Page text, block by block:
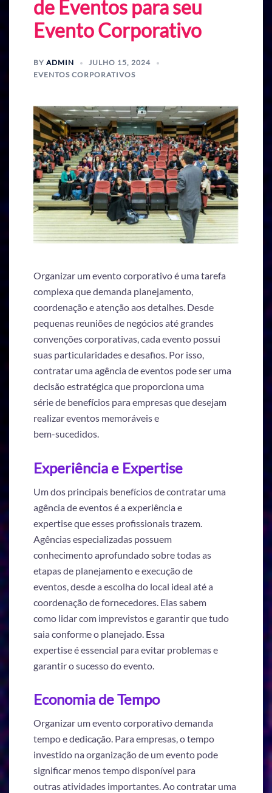
de Eventos para seu
Evento Corporativo
BY ADMIN
JULHO 15, 2024
EVENTOS CORPORATIVOS
Organizar um evento corporativo é uma tarefa
complexa que demanda planejamento,
coordenação e atenção aos detalhes. Desde
pequenas reuniões de negócios até grandes
convenções corporativas, cada evento possui
suas particularidades e desafios. Por isso,
contratar uma agência de eventos pode ser uma
decisão estratégica que proporciona uma
série de benefícios para empresas que desejam
realizar eventos memoráveis e
bem-sucedidos.
Experiência e Expertise
Um dos principais benefícios de contratar uma
agência de eventos é a experiência e
expertise que esses profissionais trazem.
Agências especializadas possuem
conhecimento aprofundado sobre todas as
etapas de planejamento e execução de
eventos, desde a escolha do local ideal até a
coordenação de fornecedores. Elas sabem
como lidar com imprevistos e garantir que tudo
saia conforme o planejado. Essa
expertise é essencial para evitar problemas e
garantir o sucesso do evento.
Economia de Tempo
Organizar um evento corporativo demanda
tempo e dedicação. Para empresas, o tempo
investido na organização de um evento pode
significar menos tempo disponível para
outras atividades importantes. Ao contratar uma